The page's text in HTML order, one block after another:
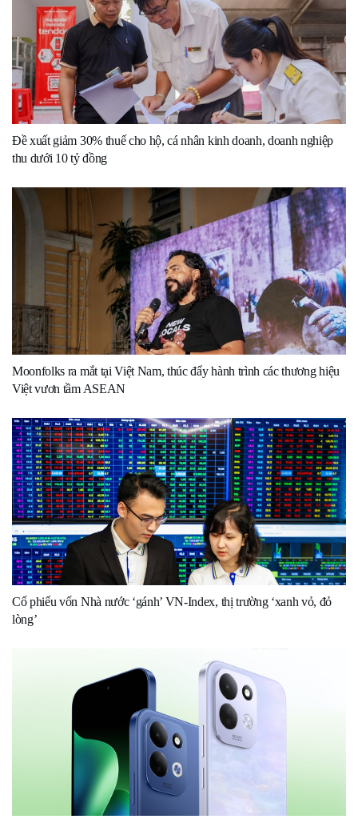
Đề xuất giảm 30% thuế cho hộ, cá nhân kinh doanh, doanh nghiệp
thu dưới 10 tỷ đồng
Moonfolks ra mắt tại Việt Nam, thúc đẩy hành trình các thương hiệu
Việt vươn tầm ASEAN
Cổ phiếu vốn Nhà nước ‘gánh’ VN-Index, thị trường ‘xanh vỏ, đỏ
lòng’